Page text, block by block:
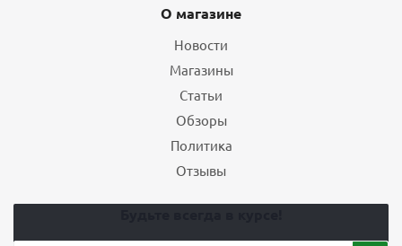
О магазине
Новости
Магазины
Статьи
Обзоры
Политика
Отзывы